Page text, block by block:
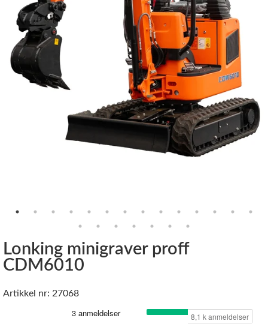
Aktuelt
Kundeservice
Leasing
Lonking minigraver proff
CDM6010
Artikkel nr: 27068